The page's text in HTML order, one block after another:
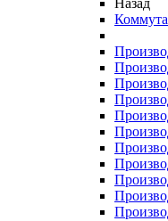
Назад